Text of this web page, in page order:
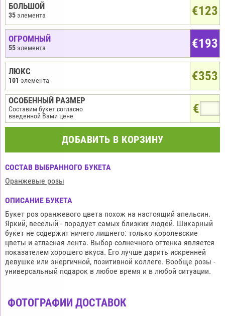
€123
БОЛЬШОЙ
35 элемента
€193
ОГРОМНЫЙ
55 элемента
€353
ЛЮКС
101 элемента
€
ОСОБЕННЫЙ РАЗМЕР
Составим букет согласно
введенной Вами цене
ДОБАВИТЬ В КОРЗИНУ
СОСТАВ ВЫБРАННОГО БУКЕТА
Оранжевые розы
ОПИСАНИЕ БУКЕТА
Букет роз оранжевого цвета похож на настоящий апельсин.
Яркий, веселый - порадует самых близких людей. Шикарный
букет не содержит ничего лишнего: только королевские
цветы и атласная лента. Выбор солнечного оттенка является
показателем хорошего вкуса. Его лучше дарить искренней
девушке или энергичной, позитивной коллеге. Вообще розы -
универсальный подарок в любое время и в любой ситуации.
ФОТОГРАФИИ ДОСТАВОК